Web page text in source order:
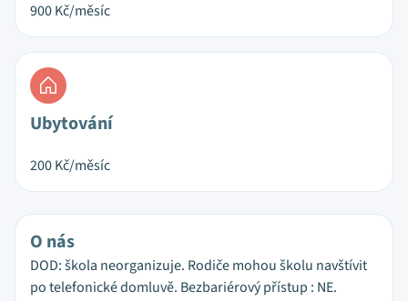
900Kč/měsíc
Ubytování
200Kč/měsíc
O nás
DOD: škola neorganizuje. Rodiče mohou školu navštívit
po telefonické domluvě. Bezbariérový přístup : NE.